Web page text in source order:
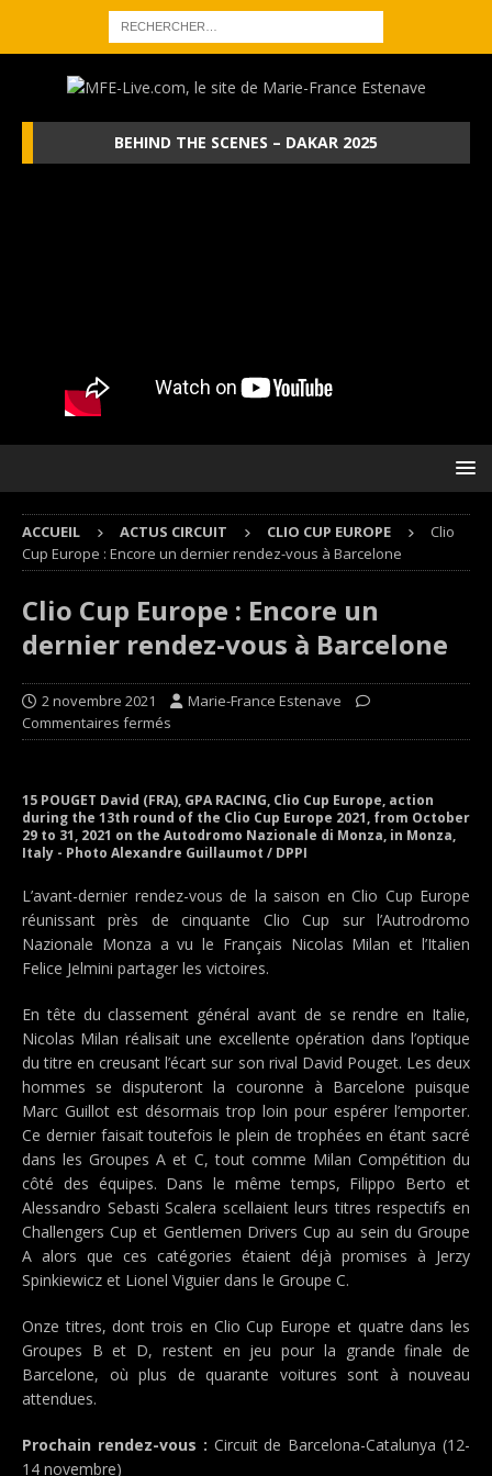
BEHIND THE SCENES – DAKAR 2025
ACCUEIL ACTUS CIRCUIT CLIO CUP EUROPE
Clio
Cup Europe : Encore un dernier rendez-vous à Barcelone
Clio Cup Europe : Encore un
dernier rendez-vous à Barcelone
2 novembre 2021
Marie-France Estenave
Commentaires fermés
15 POUGET David (FRA), GPA RACING, Clio Cup Europe, action
during the 13th round of the Clio Cup Europe 2021, from October
29 to 31, 2021 on the Autodromo Nazionale di Monza, in Monza,
Italy - Photo Alexandre Guillaumot / DPPI
L’avant-dernier rendez-vous de la saison en Clio Cup Europe
réunissant près de cinquante Clio Cup sur l’Autrodromo
Nazionale Monza a vu le Français Nicolas Milan et l’Italien
Felice Jelmini partager les victoires.
En tête du classement général avant de se rendre en Italie,
Nicolas Milan réalisait une excellente opération dans l’optique
du titre en creusant l’écart sur son rival David Pouget. Les deux
hommes se disputeront la couronne à Barcelone puisque
Marc Guillot est désormais trop loin pour espérer l’emporter.
Ce dernier faisait toutefois le plein de trophées en étant sacré
dans les Groupes A et C, tout comme Milan Compétition du
côté des équipes. Dans le même temps, Filippo Berto et
Alessandro Sebasti Scalera scellaient leurs titres respectifs en
Challengers Cup et Gentlemen Drivers Cup au sein du Groupe
A alors que ces catégories étaient déjà promises à Jerzy
Spinkiewicz et Lionel Viguier dans le Groupe C.
Onze titres, dont trois en Clio Cup Europe et quatre dans les
Groupes B et D, restent en jeu pour la grande finale de
Barcelone, où plus de quarante voitures sont à nouveau
attendues.
Prochain rendez-vous : Circuit de Barcelona-Catalunya (12-
14 novembre)